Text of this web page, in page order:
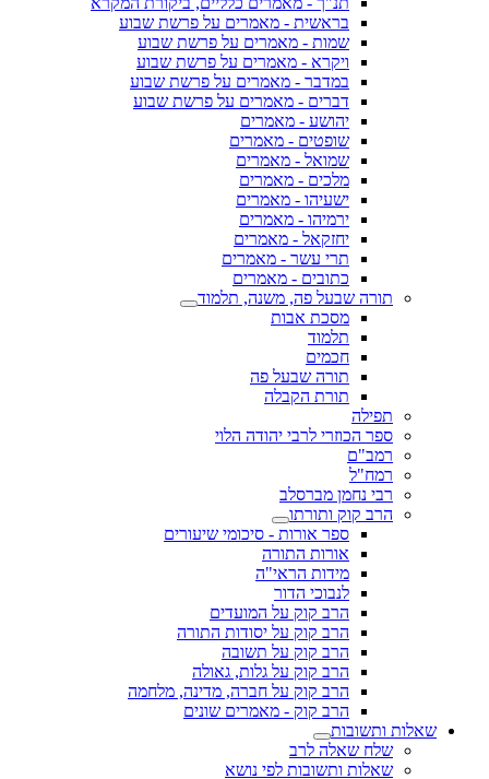
בראשית - מאמרים על פרשת שבוע
שמות - מאמרים על פרשת שבוע
ויקרא - מאמרים על פרשת שבוע
במדבר - מאמרים על פרשת שבוע
דברים - מאמרים על פרשת שבוע
יהושע - מאמרים
שופטים - מאמרים
שמואל - מאמרים
מלכים - מאמרים
ישעיהו - מאמרים
ירמיהו - מאמרים
יחזקאל - מאמרים
תרי עשר - מאמרים
כתובים - מאמרים
תורה שבעל פה, משנה, תלמוד
מסכת אבות
תלמוד
חכמים
תורה שבעל פה
תורת הקבלה
תפילה
ספר הכוזרי לרבי יהודה הלוי
רמב"ם
רמח"ל
רבי נחמן מברסלב
הרב קוק ותורתו
ספר אורות - סיכומי שיעורים
אורות התורה
מידות הראי"ה
לנבוכי הדור
הרב קוק על המועדים
הרב קוק על יסודות התורה
הרב קוק על תשובה
הרב קוק על גלות, גאולה
הרב קוק על חברה, מדינה, מלחמה
הרב קוק - מאמרים שונים
שאלות ותשובות
שלח שאלה לרב
שאלות ותשובות לפי נושא